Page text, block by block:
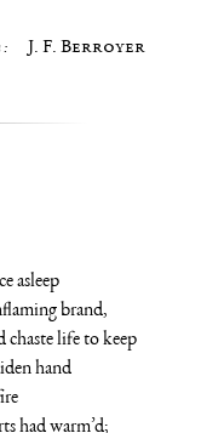
: J. F. Berroyer
asleep
brand,
chaste life to keep
hand
had warm’d;